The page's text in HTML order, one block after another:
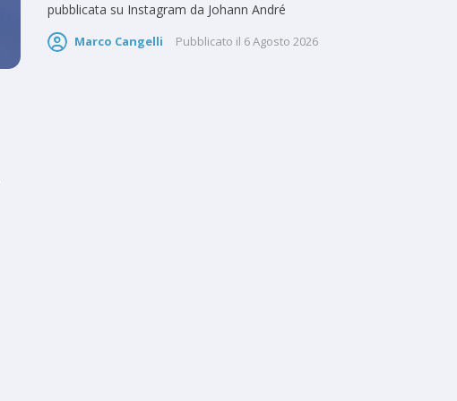
pubblicata su Instagram da Johann André
Marco Cangelli Pubblicato il 6 Agosto 2026